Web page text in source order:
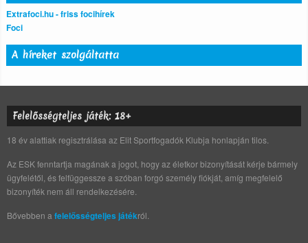
Extrafoci.hu - friss focihírek
Foci
A híreket szolgáltatta
Felelősségteljes játék: 18+
18 év alattiak regisztrálása az Elit Sportfogadók Klubja honlapján tilos.
Az ESK fenntartja magának a jogot, hogy az életkor bizonyítását kérje bármely
ügyfelétől, és felfüggessze a szóban forgó személy fiókját, amíg megfelelő
bizonyíték nem áll rendelkezésére.
Bővebben a felelősségteljes játékról.